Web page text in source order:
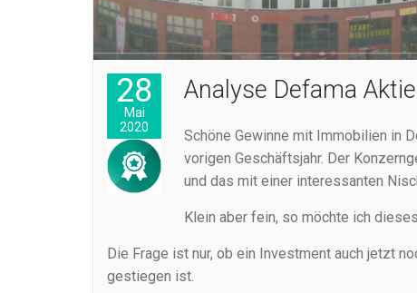
28
Mai
2020
Analyse Defama Aktie
Schöne Gewinne mit Immobilien in
vorigen Geschäftsjahr. Der
und das mit einer interessanten
Klein aber fein, so möchte ich
Die Frage ist nur, ob ein Investment auch jetzt
gestiegen ist.